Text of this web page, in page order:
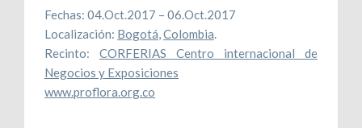
Fechas: 04.Oct.2017 – 06.Oct.2017
Localización: Bogotá,Colombia.
Recinto: CORFERIAS Centro internacional de
Negocios y Exposiciones
www.proflora.org.co